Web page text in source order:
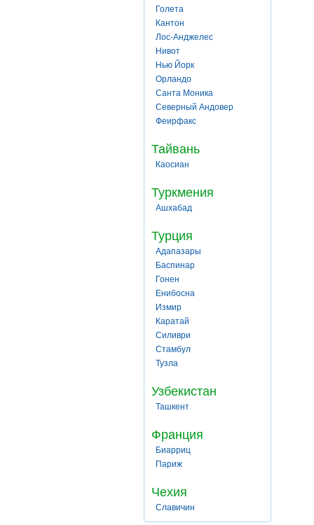
Голета
Кантон
Лос-Анджелес
Нивот
Нью Йорк
Орландо
Санта Моника
Северный Андовер
Феирфакс
Тайвань
Каосиан
Туркмения
Ашхабад
Турция
Адапазары
Баспинар
Гонен
Енибосна
Измир
Каратай
Силиври
Стамбул
Тузла
Узбекистан
Ташкент
Франция
Биарриц
Париж
Чехия
Славичин